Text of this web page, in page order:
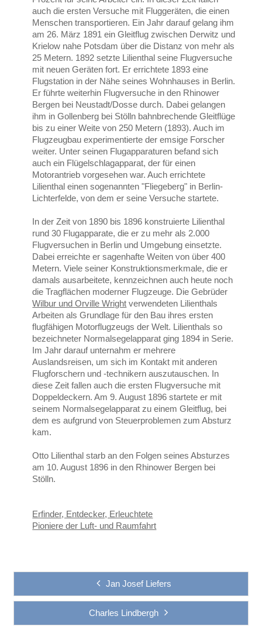
auch die ersten Versuche mit Fluggeräten, die einen
Menschen transportieren. Ein Jahr darauf gelang ihm
am 26. März 1891 ein Gleitflug zwischen Derwitz und
Krielow nahe Potsdam über die Distanz von mehr als
25 Metern. 1892 setzte Lilienthal seine Flugversuche
mit neuen Geräten fort. Er errichtete 1893 eine
Flugstation in der Nähe seines Wohnhauses in Berlin.
Er führte weiterhin Flugversuche in den Rhinower
Bergen bei Neustadt/Dosse durch. Dabei gelangen
ihm in Gollenberg bei Stölln bahnbrechende Gleitflüge
bis zu einer Weite von 250 Metern (1893). Auch im
Flugzeugbau experimentierte der emsige Forscher
weiter. Unter seinen Flugapparaturen befand sich
auch ein Flügelschlagapparat, der für einen
Motorantrieb vorgesehen war. Auch errichtete
Lilienthal einen sogenannten "Fliegeberg" in Berlin-
Lichterfelde, von dem er seine Versuche startete.
In der Zeit von 1890 bis 1896 konstruierte Lilienthal
rund 30 Flugapparate, die er zu mehr als 2.000
Flugversuchen in Berlin und Umgebung einsetzte.
Dabei erreichte er sagenhafte Weiten von über 400
Metern. Viele seiner Konstruktionsmerkmale, die er
damals ausarbeitete, kennzeichnen auch heute noch
die Tragflächen moderner Flugzeuge. Die Gebrüder
Wilbur und Orville Wright verwendeten Lilienthals
Arbeiten als Grundlage für den Bau ihres ersten
flugfähigen Motorflugzeugs der Welt. Lilienthals so
bezeichneter Normalsegelapparat ging 1894 in Serie.
Im Jahr darauf unternahm er mehrere
Auslandsreisen, um sich im Kontakt mit anderen
Flugforschern und -technikern auszutauschen. In
diese Zeit fallen auch die ersten Flugversuche mit
Doppeldeckern. Am 9. August 1896 startete er mit
seinem Normalsegelapparat zu einem Gleitflug, bei
dem es aufgrund von Steuerproblemen zum Absturz
kam.
Otto Lilienthal starb an den Folgen seines Absturzes
am 10. August 1896 in den Rhinower Bergen bei
Stölln.
Erfinder, Entdecker, Erleuchtete
Pioniere der Luft- und Raumfahrt
Jan Josef Liefers
Charles Lindbergh